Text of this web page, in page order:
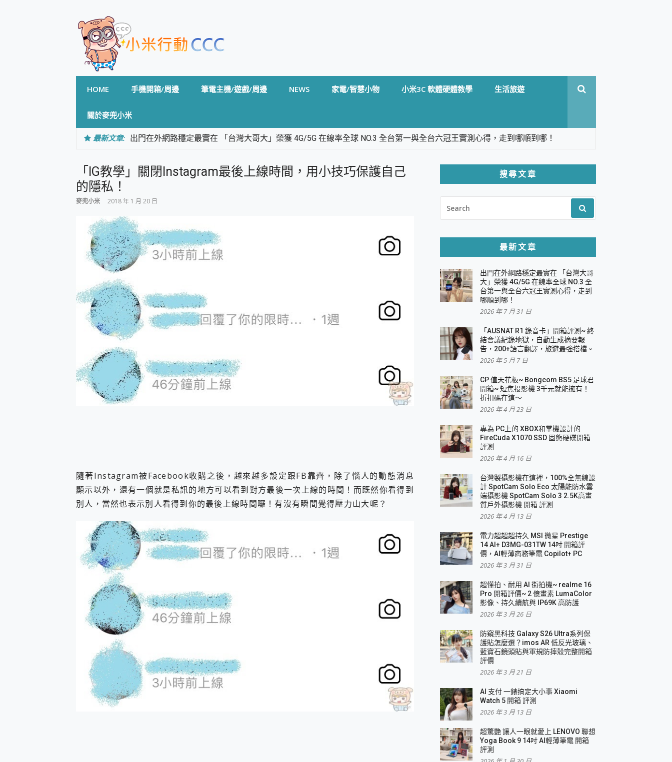
HOME 手機開箱/周邊 筆電主機/遊戲/周邊 NEWS 家電/智慧小物 小米3C 軟體硬體教學 生活旅遊
關於麥兜小米
最新文章: 出門在外網路穩定最實在 「台灣大哥大」榮獲 4G/5G 在線率全球 NO.3 全台第一與全台六冠王實測心得，走到哪順到哪！
專為 PC上的 XBOX和掌機設計的 FireCuda X1070 SSD 固態硬碟開箱 評測
台灣製攝影機在這裡，100%全無線設計 SpotCam Solo Eco 太陽能防水雲端攝影機 SpotCam Solo 3 2.5K高畫質戶外攝影機 開箱 評
電力超超超持久 MSI 微星 Prestige 14 AI+ D3MG-031TW 14吋 開箱評價，AI輕薄商務筆電 Copilot+ PC
防窺黑科技 Galaxy S26 Ultra系列保護貼怎麼選？imos AR 低反光玻璃、藍寶石鏡頭貼與軍規防摔殼完整開箱評價
AI 支付 一錶搞定大小事 Xiaomi Watch 5 開箱 評測
超驚艷 讓人一眼就愛上 LENOVO 聯想 Yoga Book 9 14吋 AI輕薄筆電 開箱 評測
美到讓人超想擁有 moto pad 60 系列 與 Moto | Swarovski razr 60 冰藍限定版本 開箱 評測
好用的 EaseUS Partition Master 讓您輕鬆的移除與格式化有防寫保護的隨身碟或SD卡
一鍵修復模糊影片、舊照的 AI 好幫手! VideoProc Converter AI 新版全解析 × 年末優惠，一篇全看懂
小朋友才做選擇 投影機 RGB藍牙音響 氛圍情境燈 我通通都要！ Starfish 2 幻彩膠囊投影機｜結合「 智慧投影 & 煥彩流動 」的沈浸
式生活新體驗
外型超吸晴~ 給您絕佳操控體驗 GravaStar Mercury K1 系列 異星機械鍵盤與 Mercury X 系列 輕量無線電競滑鼠 開箱 評測
開箱~變身「蜘蛛人」椅子軍師！MSI MPG 491CQP QD-OLED 超寬曲面電競螢幕，多工辦公、爽度滿滿的終極桌面體驗
iPhone 17 系列 有認證的防護來囉！ imos 首家導入 UL MCV 行銷宣告驗證的手機配件品牌
DJI Osmo Pocket 3 爽爽帶回家 歡慶 EaseUS 21 週年到來，「Slogan 海報徵稿活動」好康大放送
小巧好吸不擋鏡頭 有Qi2認證的 ONPRO MagReact MXs2 5000mAh薄型磁吸無線急速行動電源 開箱 評測
會走動的冷暖氣 SONY REON POCKET PRO 穿戴式智慧冷暖調溫裝置 開箱 評測
寶可夢飛人外掛iToolab AnyGo全新升級，GO Fest 五折優惠嗨翻天！支援 iOS/Android！
百倍變焦實測~ vivo X200 Pro 與 S25 Ultra 誰能滿足全場景拍攝需求？
超好用的 PLAUD NotePin AI 智慧錄音膠囊~ 您的AI 秘書已上線 每月免費送你 300分鐘轉寫
COMPUTEX 2025 來囉！AGI亞奇雷 AI・Gaming・創作儲存方案登場，趕快來AGI亞奇雷挑戰任務抽 PS5！
自帶線的 有線無線都能充 ONPRO MagReact M5 10000mAh 5合1 磁吸無線急速行動電源 開箱 評測
飛利浦 JS7310 ⚡【電急便｜行動儲能救車電源】 可靠的旅行夥伴！帶給您優異的安全性與強大供電效能
是螢幕也是電視! 一機超多用途「MSI微星 Modern MD272UPSW 27型」 4K IPS 輕薄商用智慧聯網螢幕 開箱 評測
iPhone、Apple Watch、AirPods耳機 三個設備充電一起搞定 ONPRO MagReact™ M3 3 in 1可攜摺疊無線充電器 開箱 評測
動靜皆宜「HUAWEI FreeArc」開放式耳掛耳機，無感配戴! 超穩超服貼，音質、通話也很優質
好玩好拍 vivo V50 ~ 口袋裡的 Zeiss 潮流攝影棚!
給 MSI Claw 系列電競掌機 最完美的家 MSI Nest Docking Station 掌機專屬擴充底座 開箱 評測
B&O 精品級音響! Home+ 中嘉寬頻 SoundBox 劇院串流盒 開箱 評測
2億 APO蔡司長焦神機降臨~ vivo X200 Pro、vivo X200 就是這麼好拍
EaseUS Vocal Remover 免費線上去聲器一鍵去除人聲 人聲 音樂分離 2024 消除人聲推薦
3 個超值 MHN 飛人工具分享~~ iToolab AnyGo 魔物獵人 Now飛人 ios教學 不出門也可以到處走
小體積 40000mAh 超大容量 一次充5個設備 充好充滿 CUKTECH 酷態科 300W 微型充電站 開箱 評測
97.3% 恢復率，資料救援就是這麼簡單 EaseUS Data Recovery Wizard Free 18.0.0 業界最好的資料救援軟體
磁碟系統大風吹 有了 磁碟管理程式 EaseUS Partition Master 就是這麼簡單
全新 SONY Xperia 1 VI 開箱! 相機實測! 長焦覆蓋更遠更清晰、2日長續航、頂尖影音娛樂效能~
Xiaomi 14 Ultra 開箱 評測~ 有深度的 Leica 影像旗艦手機! 加碼小旗艦 Xiaomi 14 開箱 評測
MSI Claw 掌機專屬配件包 來囉 完美保護 MSI Claw A1M-026TW 電競掌機
人像旗艦 vivo V30 系列 開箱 評測! 首搭蔡司光學鏡頭、攝影棚級柔光環、拍攝功能最好玩的美拍神機 vivo V30 Pro
多個願望一次滿足 超強散熱 微星 MSI Claw A1M-026TW 電競掌機 開箱 評測
一吸完美對位 擁有超強吸力與超好用的隱磁支架 O-ONE MAG 最會吸的行動電源 開箱 評測
Motorola edge 70 pro 及 moto g37 power上市，登錄在送飛利浦氣炸鍋
榮耀 HONOR 600 Pro x MOLLY Limited Edition 限量版開賣，攜手味全龍進駐大巨蛋萬人盛典
「IG教學」關閉Instagram最後上線時間，用小技巧保護自己
的隱私！
麥兜小米 2018 年 1 月 20 日
隨著Instagram被Facebook收購之後，越來越多設定跟FB靠齊，除了惱人的動態消息
顯示以外，還有一個就是私訊的地方可以看到對方最後一次上線的時間！而既然你看得到
別人，當然也表示別人看得到你的最後上線時間囉！有沒有瞬間覺得壓力山大呢？
搜尋文章
FOR:
最新文章
出門在外網路穩定最實在 「台灣大哥
大」榮獲 4G/5G 在線率全球 NO.3 全
台第一與全台六冠王實測心得，走到
哪順到哪！
2026 年 7 月 31 日
「AUSNAT R1 錄音卡」開箱評測~ 終
結會議紀錄地獄，自動生成摘要報
告，200+語言翻譯，旅遊最強搭檔。
2026 年 5 月 7 日
CP 值天花板~ Bongcom BS5 足球君
開箱~ 短焦投影機 3千元就能擁有！
折扣碼在這～
2026 年 4 月 23 日
專為 PC上的 XBOX和掌機設計的
FireCuda X1070 SSD 固態硬碟開箱
評測
2026 年 4 月 16 日
台灣製攝影機在這裡，100%全無線設
計 SpotCam Solo Eco 太陽能防水雲
端攝影機 SpotCam Solo 3 2.5K高畫
質戶外攝影機 開箱 評測
2026 年 4 月 13 日
電力超超超持久 MSI 微星 Prestige
14 AI+ D3MG-031TW 14吋 開箱評
價，AI輕薄商務筆電 Copilot+ PC
2026 年 3 月 31 日
超懂拍、耐用 AI 街拍機~ realme 16
Pro 開箱評價~ 2 億畫素 LumaColor
影像、持久續航與 IP69K 高防護
2026 年 3 月 26 日
防窺黑科技 Galaxy S26 Ultra系列保
護貼怎麼選？imos AR 低反光玻璃、
藍寶石鏡頭貼與軍規防摔殼完整開箱
評價
2026 年 3 月 21 日
AI 支付 一錶搞定大小事 Xiaomi
Watch 5 開箱 評測
2026 年 3 月 13 日
超驚艷 讓人一眼就愛上 LENOVO 聯想
Yoga Book 9 14吋 AI輕薄筆電 開箱
評測